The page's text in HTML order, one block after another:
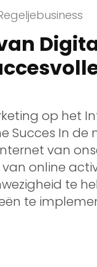
op het
Succes In
van
online
te
te